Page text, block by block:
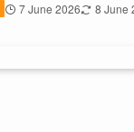
7 June 2026 8 June